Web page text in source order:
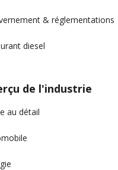
& réglementations
diesel
de l'industrie
au détail